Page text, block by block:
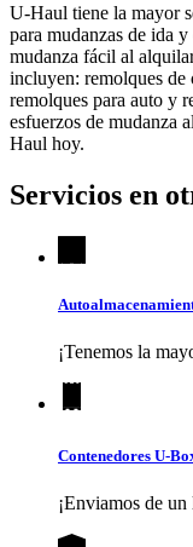
U-Haul tiene la mayor
para mudanzas de ida
mudanza fácil al
incluyen: remolques de
remolques para auto y
esfuerzos de mudanza
Haul hoy.
Servicios en
¡Tenemos la
Contenedores U-
¡Enviamos de